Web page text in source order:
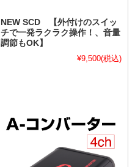
NEW SCD 【外付けのスイッ
チで一発ラクラク操作！、音量
調節もOK】
¥9,500(税込)